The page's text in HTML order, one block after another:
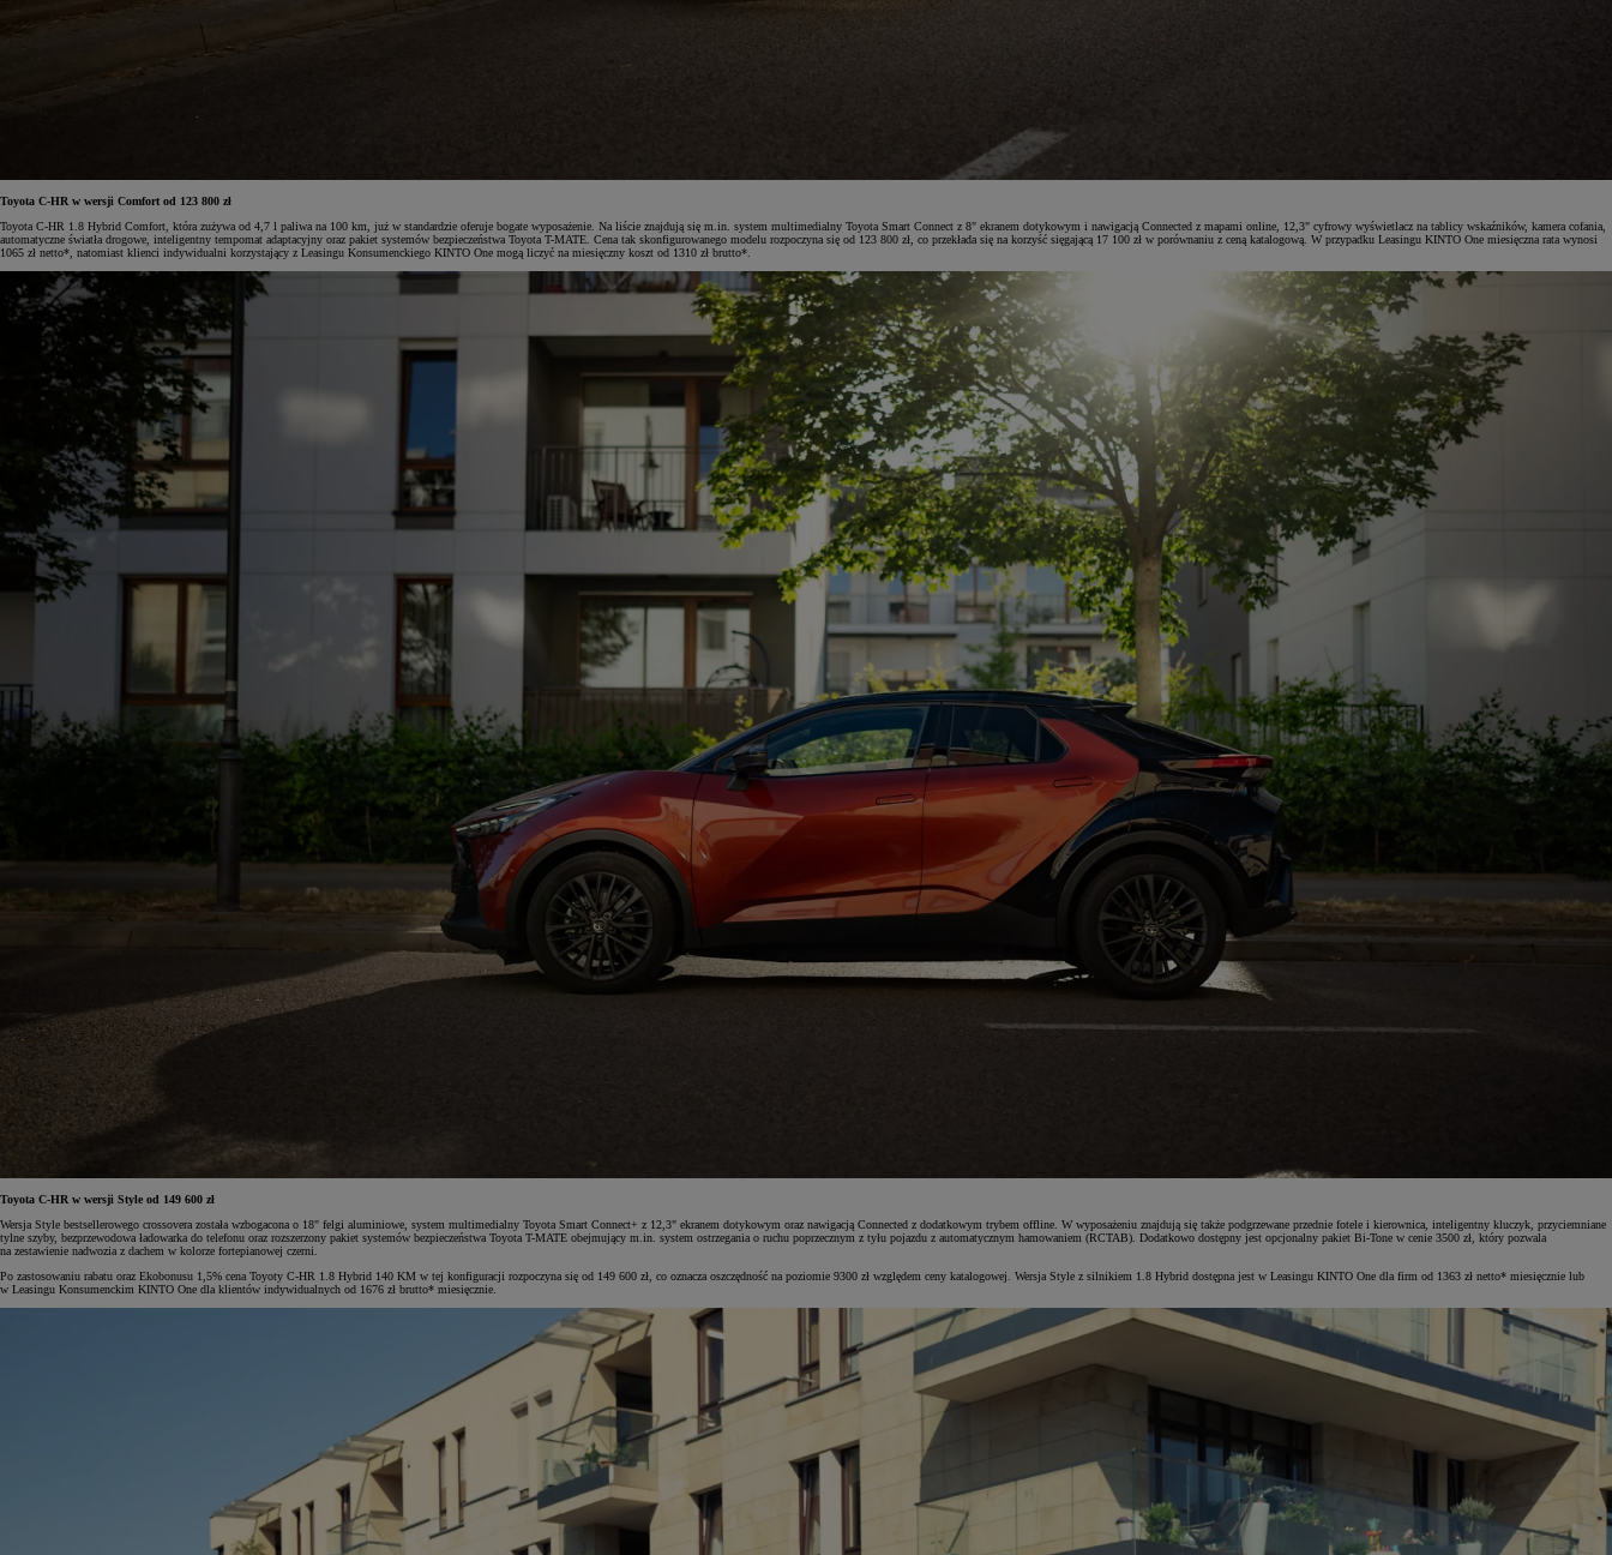
Od
105 300 zł
Toyota C-HR w wersji Comfort od 123 800 zł
Toyota C-HR 1.8 Hybrid Comfort, która zużywa od 4,7 l paliwa na 100 km, już w standardzie oferuje bogate wyposażenie. Na liście znajdują się m.in. system multimedialny Toyota Smart Connect z 8" ekranem dotykowym i nawigacją Connected z mapami online, 12,3" cyfrowy wyświetlacz na tablicy wskaźników, kamera cofania,
automatyczne światła drogowe, inteligentny tempomat adaptacyjny oraz pakiet systemów bezpieczeństwa Toyota T-MATE. Cena tak skonfigurowanego modelu rozpoczyna się od 123 800 zł, co przekłada się na korzyść sięgającą 17 100 zł w porównaniu z ceną katalogową. W przypadku Leasingu KINTO One miesięczna rata wynosi
1065 zł netto*, natomiast klienci indywidualni korzystający z Leasingu Konsumenckiego KINTO One mogą liczyć na miesięczny koszt od 1310 zł brutto*.
Toyota C-HR w wersji Style od 149 600 zł
Wersja Style bestsellerowego crossovera została wzbogacona o 18" felgi aluminiowe, system multimedialny Toyota Smart Connect+ z 12,3" ekranem dotykowym oraz nawigacją Connected z dodatkowym trybem offline. W wyposażeniu znajdują się także podgrzewane przednie fotele i kierownica, inteligentny kluczyk, przyciemniane
tylne szyby, bezprzewodowa ładowarka do telefonu oraz rozszerzony pakiet systemów bezpieczeństwa Toyota T-MATE obejmujący m.in. system ostrzegania o ruchu poprzecznym z tyłu pojazdu z automatycznym hamowaniem (RCTAB). Dodatkowo dostępny jest opcjonalny pakiet Bi-Tone w cenie 3500 zł, który pozwala
na zestawienie nadwozia z dachem w kolorze fortepianowej czerni.
Po zastosowaniu rabatu oraz Ekobonusu 1,5% cena Toyoty C-HR 1.8 Hybrid 140 KM w tej konfiguracji rozpoczyna się od 149 600 zł, co oznacza oszczędność na poziomie 9300 zł względem ceny katalogowej. Wersja Style z silnikiem 1.8 Hybrid dostępna jest w Leasingu KINTO One dla firm od 1363 zł netto* miesięcznie lub
w Leasingu Konsumenckim KINTO One dla klientów indywidualnych od 1676 zł brutto* miesięcznie.